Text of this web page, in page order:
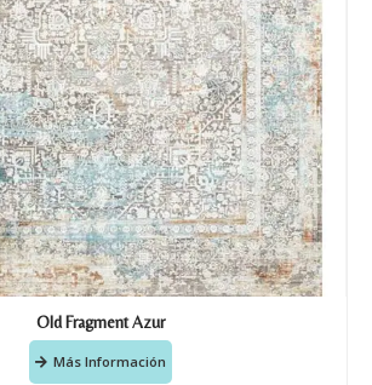
Old Fragment Azur
Más Información